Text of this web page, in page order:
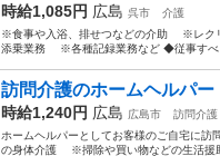
時給1,085円 広島 呉市
介護
※食事や入浴、排せつなどの介助 ※レク
添乗業務 ※各種記録業務など ◆従事す
訪問介護のホームヘルパー
時給1,240円 広島 広島市
訪問介護
ホームヘルパーとしてお客様のご自宅に
の身体介護 ※掃除や買い物などの生活